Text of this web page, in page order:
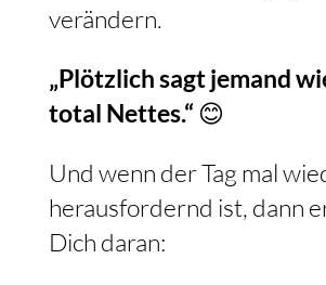
verändern.
„Plötzlich sagt jemand
total Nettes.“😊
Und wenn der Tag mal
herausfordernd ist, dann
Dich daran: